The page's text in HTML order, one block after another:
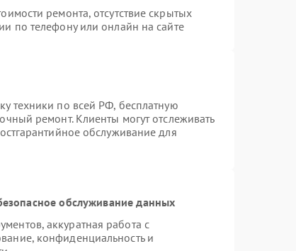
ремонта, отсутствие скрытых
по телефону или онлайн на сайте
техники по всей РФ, бесплатную
ремонт. Клиенты могут отслеживать
обслуживание для
обслуживание данных
аккуратная работа с
конфиденциальность и